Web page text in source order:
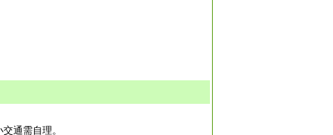
通需自理。